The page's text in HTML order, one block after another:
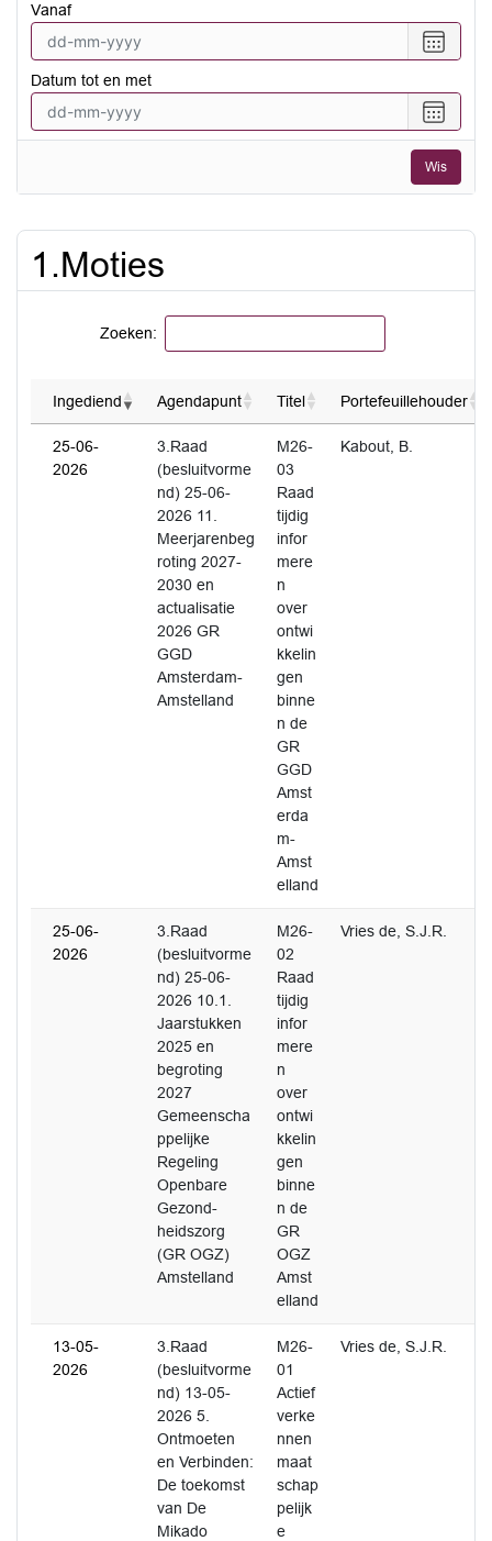
vanaf
een
vanaf
Datum tot en met
een
datum
tot
en
Wis
1.Moties
Zoeken:
Ingediend Agendapunt Titel Portefeuillehouder
25-06-
2026
3.Raad
(besluitvorme
nd) 25-06-
2026 11.
Meerjarenbeg
roting 2027-
2030 en
actualisatie
2026 GR
GGD
Amsterdam-
Amstelland
M26-
03
Raad
tijdig
infor
mere
n
over
ontwi
kkelin
gen
binne
n de
GR
GGD
Amst
erda
m-
Amst
elland
Kabout, B.
25-06-
2026
3.Raad
(besluitvorme
nd) 25-06-
2026 10.1.
Jaarstukken
2025 en
begroting
2027
Gemeenscha
ppelijke
Regeling
Openbare
Gezond-
heidszorg
(GR OGZ)
Amstelland
M26-
02
Raad
tijdig
infor
mere
n
over
ontwi
kkelin
gen
binne
n de
GR
OGZ
Amst
elland
Vries de, S.J.R.
13-05-
2026
3.Raad
(besluitvorme
nd) 13-05-
2026 5.
Ontmoeten
en Verbinden:
De toekomst
van De
Mikado
M26-
01
Actief
verke
nnen
maat
schap
pelijk
e
Vries de, S.J.R.